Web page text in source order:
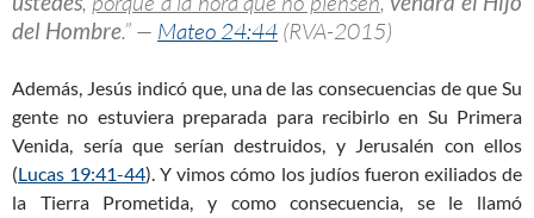
del Hombre.” — Mateo 24:44 (RVA-2015)
Además, Jesús indicó que, una de las consecuencias de que Su
gente no estuviera preparada para recibirlo en Su Primera
Venida, sería que serían destruidos, y Jerusalén con ellos
(Lucas 19:41-44). Y vimos cómo los judíos fueron exiliados de
la Tierra Prometida, y como consecuencia, se le llamó